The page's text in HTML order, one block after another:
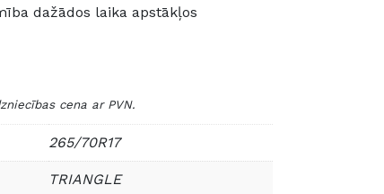
dažādos laika apstākļos
cena ar PVN.
265/70R17
TRIANGLE